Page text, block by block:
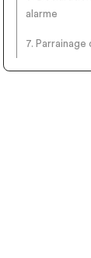
alarme
7. Parrainage